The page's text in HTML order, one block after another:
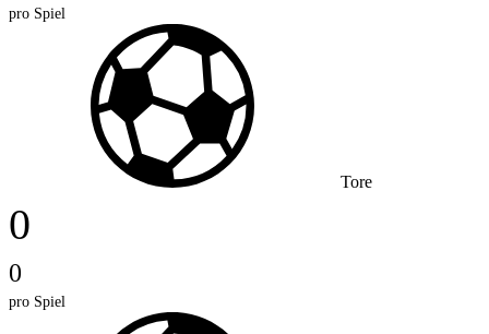
pro Spiel
Tore
0
0
pro Spiel